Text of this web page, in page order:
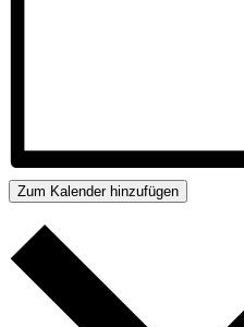
Zum Kalender hinzufügen